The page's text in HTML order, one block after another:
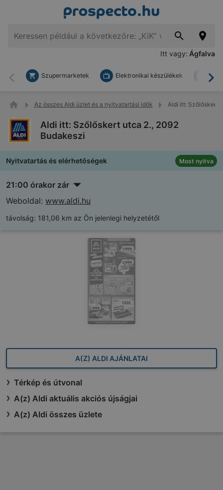
Itt vagy: Ágfalva
Vissza
Szupermarketek Elektronikai készülékek
Az összes Aldi üzlet és a nyitvatartási idők Aldi itt: Szőlőskert
Aldi itt: Szőlőskert utca 2., 2092
Budakeszi
Nyitvatartás és elérhetőségek Most nyitva
21:00 órakor zár
Weboldal: www.aldi.hu
távolság: 181,06 km az Ön jelenlegi helyzetétől
A(Z) ALDI AJÁNLATAI
Térkép és útvonal
A(z) Aldi aktuális akciós újságjai
A(z) Aldi összes üzlete